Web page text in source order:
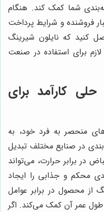
شما کمک کند. هنگام
فروشنده و شرایط پرداخت
کنید که نایلون شیرینگ
برای استفاده در صنعت
کارآمد برای
منحصر به فرد خود، به
در صنایع مختلف تبدیل
در برابر حرارت، می‌تواند
محکم و جذابی را ایجاد
از محصول در برابر عوامل
عمر آن کمک می‌کند. اگر